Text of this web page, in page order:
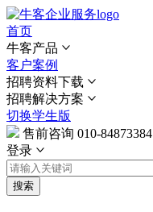
首页
牛客产品
客户案例
招聘资料下载
招聘解决方案
切换学生版
售前咨询 010-84873384
登录
搜索